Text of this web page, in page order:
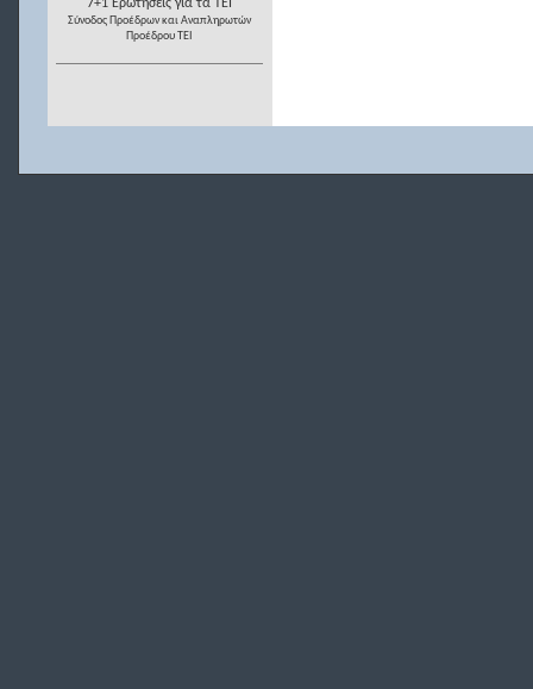
7+1 Ερωτήσεις για τα ΤΕΙ
Σύνοδος Προέδρων και Αναπληρωτών
Προέδρου ΤΕΙ